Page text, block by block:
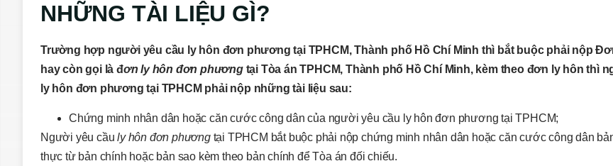
NHỮNG TÀI LIỆU GÌ?
Trường hợp người yêu cầu ly hôn đơn phương tại TPHCM, Thành phố Hồ Chí Minh thì bắt buộc phải nộp
hay còn gọi là đơn ly hôn đơn phương tại Tòa án TPHCM, Thành phố Hồ Chí Minh, kèm theo đơn ly hôn thì
ly hôn đơn phương tại TPHCM phải nộp những tài liệu sau:
Chứng minh nhân dân hoặc căn cước công dân của người yêu cầu ly hôn đơn phương tại TPHCM;
Người yêu cầuly hôn đơn phươngtại TPHCM bắt buộc phải nộp chứng minh nhân dân hoặc căn cước công dân
thực từ bản chính hoặc bản sao kèm theo bản chính để Tòa án đối chiếu.